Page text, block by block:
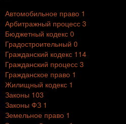
Автомобильное право 1
Арбитражный процесс 3
Бюджетный кодекс 0
Градостроительный 0
Гражданский кодекс 114
Гражданский процесс 3
Гражданское право 1
Жилищный кодекс 1
Законы 103
Законы ФЗ 1
Земельное право 1